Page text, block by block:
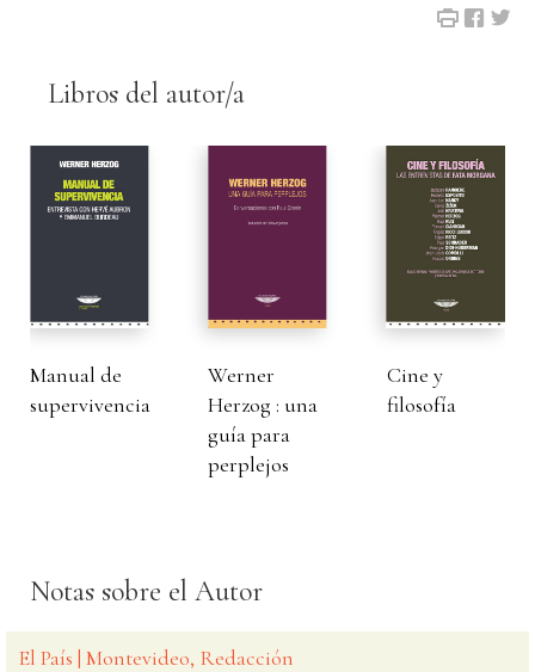
Libros del autor/a
Manual de
supervivencia
Werner
Herzog : una
guía para
perplejos
Cine y
filosofía
Notas sobre el Autor
El País | Montevideo, Redacción